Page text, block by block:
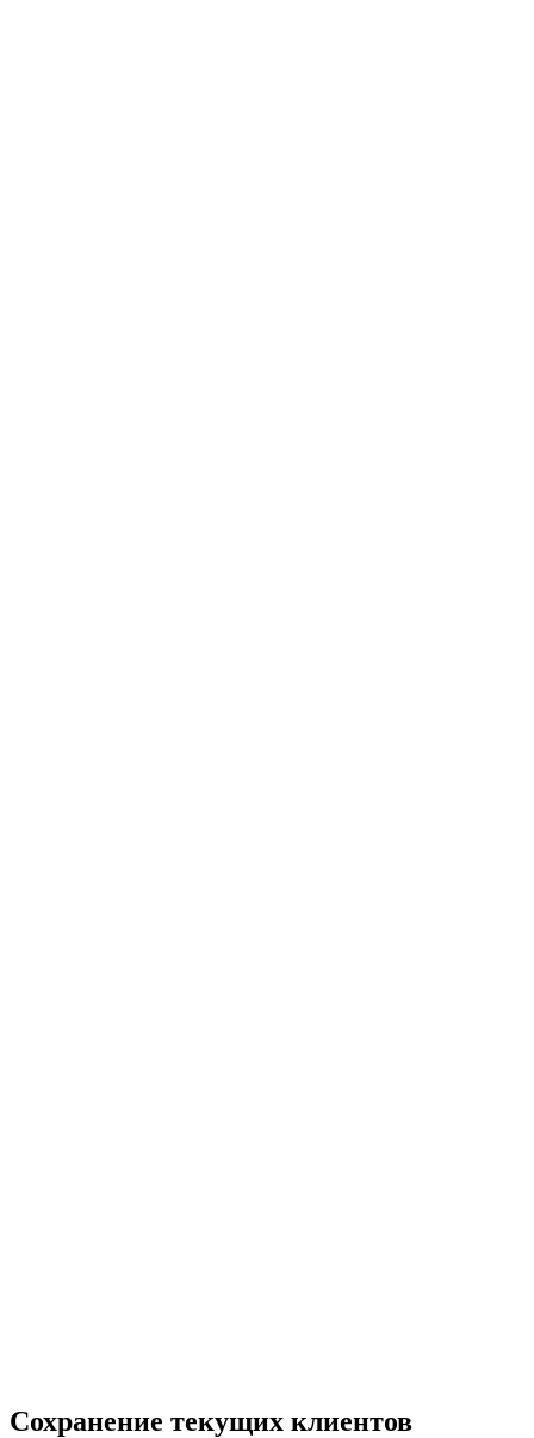
Сохранение текущих клиентов